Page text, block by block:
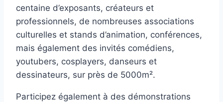
centaine d’exposants, créateurs et
professionnels, de nombreuses associations
culturelles et stands d’animation, conférences,
mais également des invités comédiens,
youtubers, cosplayers, danseurs et
dessinateurs, sur près de 5000m².
Participez également à des démonstrations